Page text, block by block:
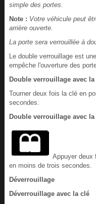
simple des portes.
Note : Votre véhicule peut
arrière ouverte.
La porte sera verrouillée à
Le double verrouillage est
empêche l'ouverture des
Double verrouillage avec la
Tourner deux fois la clé en
secondes.
Double verrouillage avec
Appuyer deux
en moins de trois secondes.
Déverrouillage
Déverrouillage avec la clé